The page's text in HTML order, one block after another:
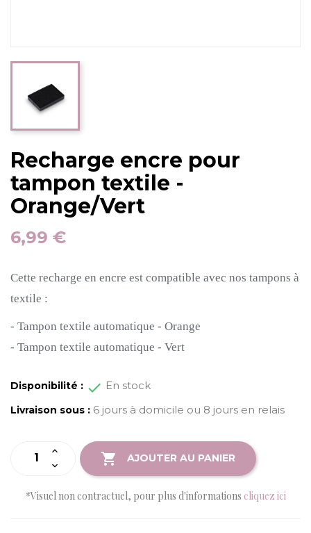
Recharge encre pour
tampon textile -
Orange/Vert
6,99 €
Cette recharge en encre est compatible avec nos tampons à
textile :
- Tampon textile automatique - Orange
- Tampon textile automatique - Vert
Disponibilité : En stock
Livraison sous : 6 jours à domicile ou 8 jours en relais
 AJOUTER AU PANIER
*Visuel non contractuel, pour plus d'informations cliquez ici